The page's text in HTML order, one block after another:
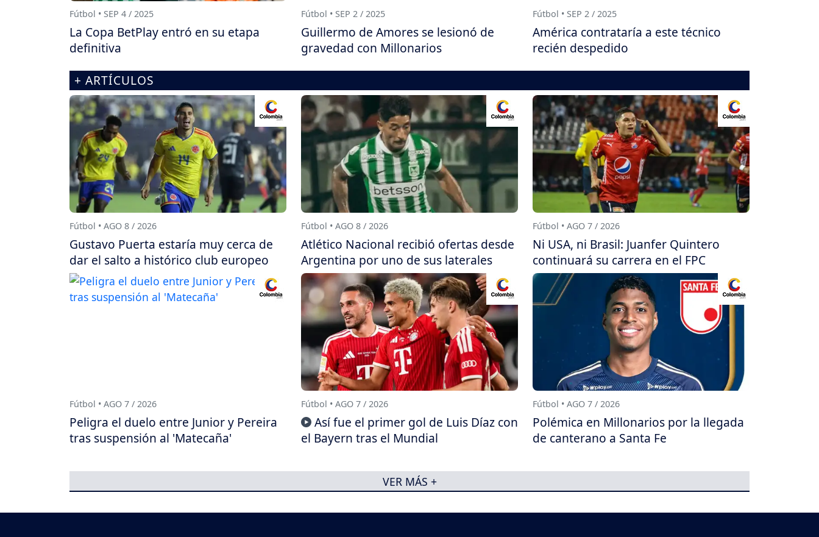
Fútbol • SEP 4 / 2025
La Copa BetPlay entró en su etapa
definitiva
Fútbol • SEP 2 / 2025
Guillermo de Amores se lesionó de
gravedad con Millonarios
Fútbol • SEP 2 / 2025
América contrataría a este técnico
recién despedido
+ ARTÍCULOS
Fútbol • AGO 8 / 2026
Gustavo Puerta estaría muy cerca de
dar el salto a histórico club europeo
Fútbol • AGO 8 / 2026
Atlético Nacional recibió ofertas desde
Argentina por uno de sus laterales
Fútbol • AGO 7 / 2026
Ni USA, ni Brasil: Juanfer Quintero
continuará su carrera en el FPC
Fútbol • AGO 7 / 2026
Peligra el duelo entre Junior y Pereira
tras suspensión al 'Matecaña'
Fútbol • AGO 7 / 2026
Así fue el primer gol de Luis Díaz con
el Bayern tras el Mundial
Fútbol • AGO 7 / 2026
Polémica en Millonarios por la llegada
de canterano a Santa Fe
VER MÁS +